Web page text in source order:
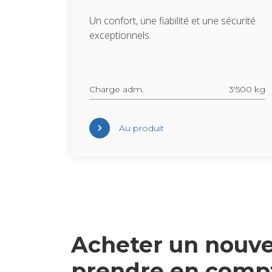
Un confort, une fia­bi­lité et une sécu­rité
excep­tion­nels.
Charge adm. 3'500 kg
Au pro­duit
Ache­ter un